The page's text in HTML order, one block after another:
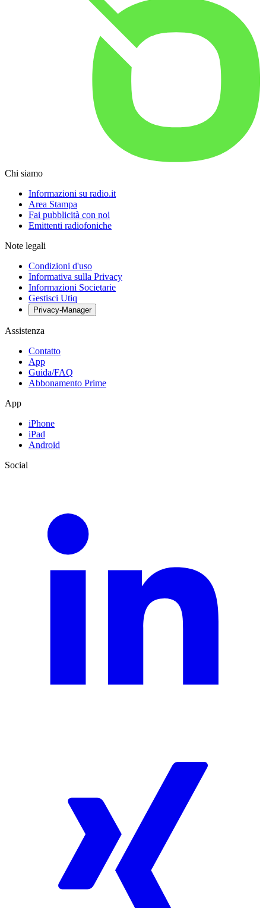
Chi siamo
Informazioni su radio.it
Area Stampa
Fai pubblicità con noi
Emittenti radiofoniche
Note legali
Condizioni d'uso
Informativa sulla Privacy
Informazioni Societarie
Gestisci Utiq
Privacy-Manager
Assistenza
Contatto
App
Guida/FAQ
Abbonamento Prime
App
iPhone
iPad
Android
Social